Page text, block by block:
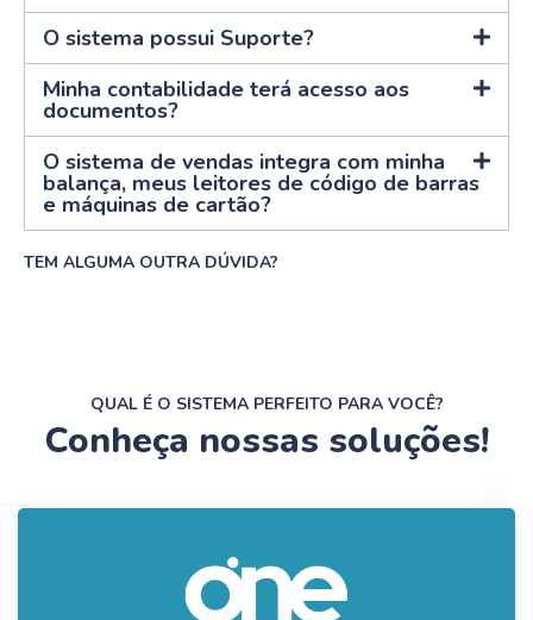
O sistema possui Suporte?
Minha contabilidade terá acesso aos
documentos?
O sistema de vendas integra com minha
balança, meus leitores de código de barras
e máquinas de cartão?
TEM ALGUMA OUTRA DÚVIDA?
QUAL É O SISTEMA PERFEITO PARA VOCÊ?
Conheça nossas soluções!